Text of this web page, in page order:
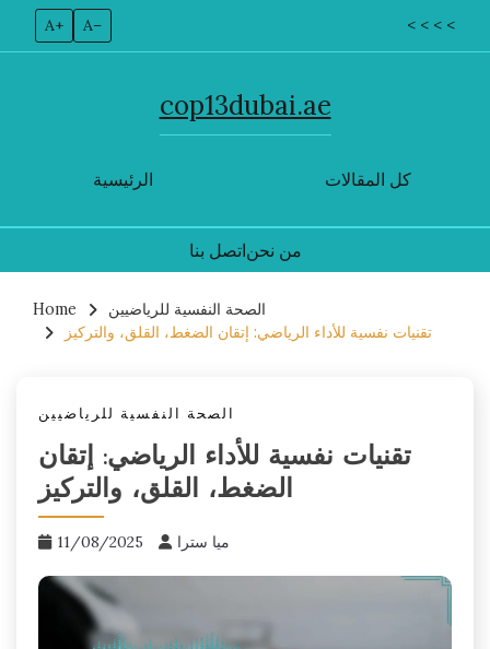
A+ A– < < < <
الرئيسية
cop13dubai.ae
كل المقالات
اتصل بنامن نحن
content
Home
الصحة النفسية للرياضيين
تقنيات نفسية للأداء الرياضي: إتقان الضغط، القلق، والتركيز
الصحة النفسية للرياضيين
تقنيات نفسية للأداء الرياضي: إتقان
الضغط، القلق، والتركيز
11/08/2025 ميا سترا